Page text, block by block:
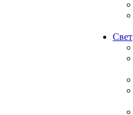
Свет